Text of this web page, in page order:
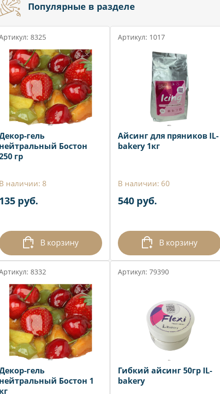
Популярные в разделе
8325
гель
Бостон
гр
наличии: 8
руб.
В корзину
Артикул: 1017
Айсинг для пряников IL-
bakery 1кг
В наличии: 60
540 руб.
В корзину
8332
гель
Бостон 1
Артикул: 79390
Гибкий айсинг 50гр IL-
bakery